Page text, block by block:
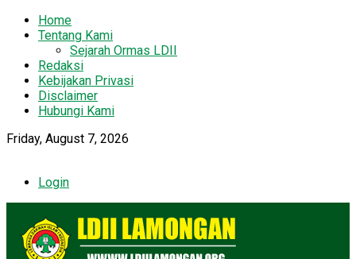
Home
Tentang Kami
Sejarah Ormas LDII
Redaksi
Kebijakan Privasi
Disclaimer
Hubungi Kami
Friday, August 7, 2026
Login